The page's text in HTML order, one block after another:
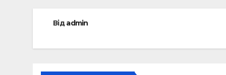
Відadmin